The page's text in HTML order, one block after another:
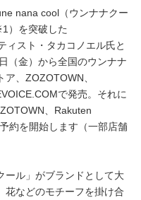
nana cool（ウンナナクー
）を突破した
ィスト・タカコノエル氏と
（金）から全国のウンナナ
、ZOZOTOWN、
で発売。それに
、Rakuten
約を開始します（一部店舗
ール」がブランドとして大
花などのモチーフを掛け合